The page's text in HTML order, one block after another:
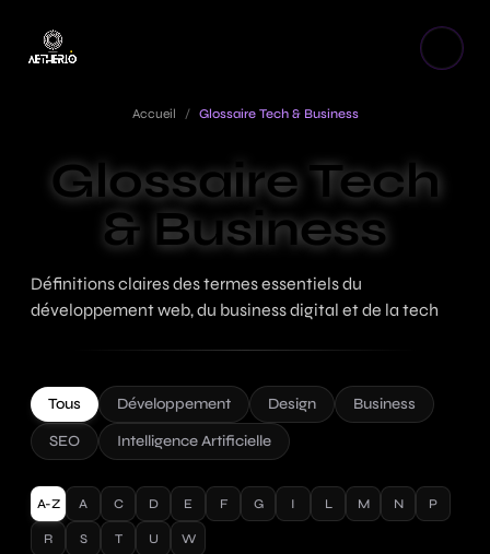
Accueil / Glossaire Tech & Business
Glossaire Tech
& Business
Définitions claires des termes essentiels du
développement web, du business digital et de la tech
Tous Développement Design
Business
SEO
Intelligence Artificielle
A-Z A C D E F G I L M N P
R S T U W